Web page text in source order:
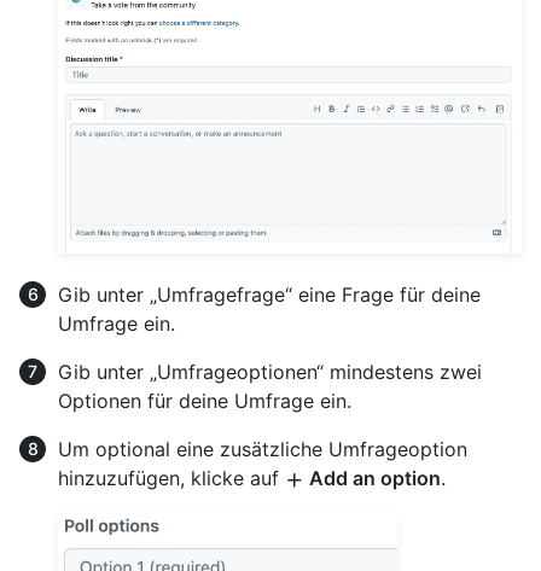
Gib unter „Umfragefrage“ eine Frage für deine
Umfrage ein.
Gib unter „Umfrageoptionen“ mindestens zwei
Optionen für deine Umfrage ein.
Um optional eine zusätzliche Umfrageoption
hinzuzufügen, klicke auf
Add an option.